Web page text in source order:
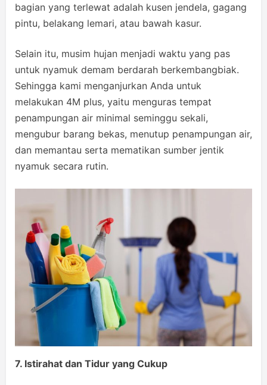
bagian yang terlewat adalah kusen jendela, gagang
pintu, belakang lemari, atau bawah kasur.
Selain itu, musim hujan menjadi waktu yang pas
untuk nyamuk demam berdarah berkembangbiak.
Sehingga kami menganjurkan Anda untuk
melakukan 4M plus, yaitu menguras tempat
penampungan air minimal seminggu sekali,
mengubur barang bekas, menutup penampungan air,
dan memantau serta mematikan sumber jentik
nyamuk secara rutin.
7. Istirahat dan Tidur yang Cukup